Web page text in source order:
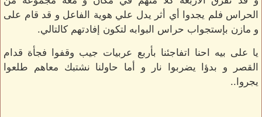
الحراس فلم يجدوا أي أثر يدل علي هوية الفاعل و قد قام على
و مازن بإستجواب حراس البوابه لتكون إفادتهم كالتالي.
يا على بيه احنا اتفاجئنا بأربع عربيات جيب وقفوا فجأة قدام
القصر و بدؤا يضربوا نار و أما حاولنا نشتبك معاهم طلعوا
يجروا..